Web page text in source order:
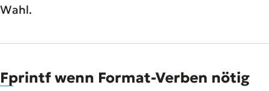
Wahl.
Fprintf wenn Format-Verben nötig